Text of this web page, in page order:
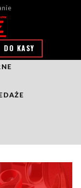
DO KASY